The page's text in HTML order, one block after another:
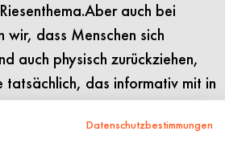
auch bei
wir, dass Menschen sich
auch physisch zurückziehen,
das informativ mit in
‚Bewegen ist gut, da passiert
Datenschutzbestimmungen